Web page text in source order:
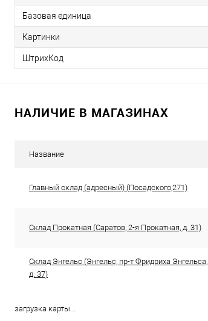
Базовая единица
Картинки
ШтрихКод
НАЛИЧИЕ В МАГАЗИНАХ
Название
Главный склад (адресный) (Посадского,271)
Склад Прокатная (Саратов, 2-я Прокатная, д. 31)
Склад Энгельс (Энгельс, пр-т Фридриха Энгельса,
д. 37)
загрузка карты...